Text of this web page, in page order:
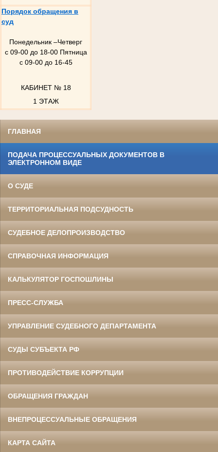
Порядок обращения в
суд
Понедельник –Четверг
с 09-00 до 18-00 Пятница
с 09-00 до 16-45
КАБИНЕТ № 18
1 ЭТАЖ
ГЛАВНАЯ
ПОДАЧА ПРОЦЕССУАЛЬНЫХ ДОКУМЕНТОВ В
ЭЛЕКТРОННОМ ВИДЕ
О СУДЕ
ТЕРРИТОРИАЛЬНАЯ ПОДСУДНОСТЬ
СУДЕБНОЕ ДЕЛОПРОИЗВОДСТВО
СПРАВОЧНАЯ ИНФОРМАЦИЯ
КАЛЬКУЛЯТОР ГОСПОШЛИНЫ
ПРЕСС-СЛУЖБА
УПРАВЛЕНИЕ СУДЕБНОГО ДЕПАРТАМЕНТА
СУДЫ СУБЪЕКТА РФ
ПРОТИВОДЕЙСТВИЕ КОРРУПЦИИ
ОБРАЩЕНИЯ ГРАЖДАН
ВНЕПРОЦЕССУАЛЬНЫЕ ОБРАЩЕНИЯ
КАРТА САЙТА